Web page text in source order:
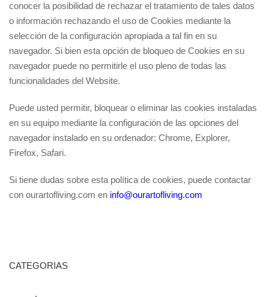
conocer la posibilidad de rechazar el tratamiento de tales datos
o información rechazando el uso de Cookies mediante la
selección de la configuración apropiada a tal fin en su
navegador. Si bien esta opción de bloqueo de Cookies en su
navegador puede no permitirle el uso pleno de todas las
funcionalidades del Website.
Puede usted permitir, bloquear o eliminar las cookies instaladas
en su equipo mediante la configuración de las opciones del
navegador instalado en su ordenador: Chrome, Explorer,
Firefox, Safari.
Si tiene dudas sobre esta política de cookies, puede contactar
con ourartofliving.com en info@ourartofliving.com
CATEGORIAS